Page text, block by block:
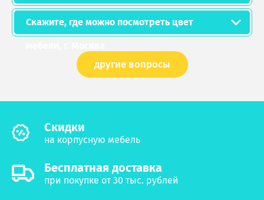
Скажите, где можно посмотреть цвет
другие вопросы
Cкидки
на корпусную мебель
Бесплатная доставка
при покупке от 30 тыс. рублей